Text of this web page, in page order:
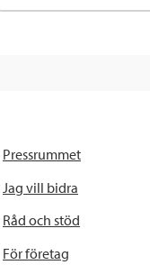
Pressrummet
Jag vill bidra
Råd och stöd
För företag